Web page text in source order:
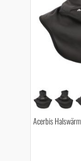
Acerbis